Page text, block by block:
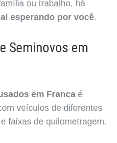
ou trabalho, há
esperando por você.
Seminovos em
em Franca é
veículos de diferentes
faixas de quilometragem.